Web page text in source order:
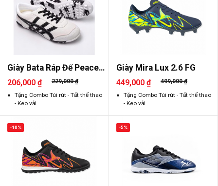
Giày Bata Ráp Đế Peace
2026
206,000 ₫ 229,000 ₫
Tặng Combo Túi rút - Tất thể thao
- Keo vải
Giày Mira Lux 2.6 FG
449,000 ₫ 499,000 ₫
Tặng Combo Túi rút - Tất thể thao
- Keo vải
-10% -5%